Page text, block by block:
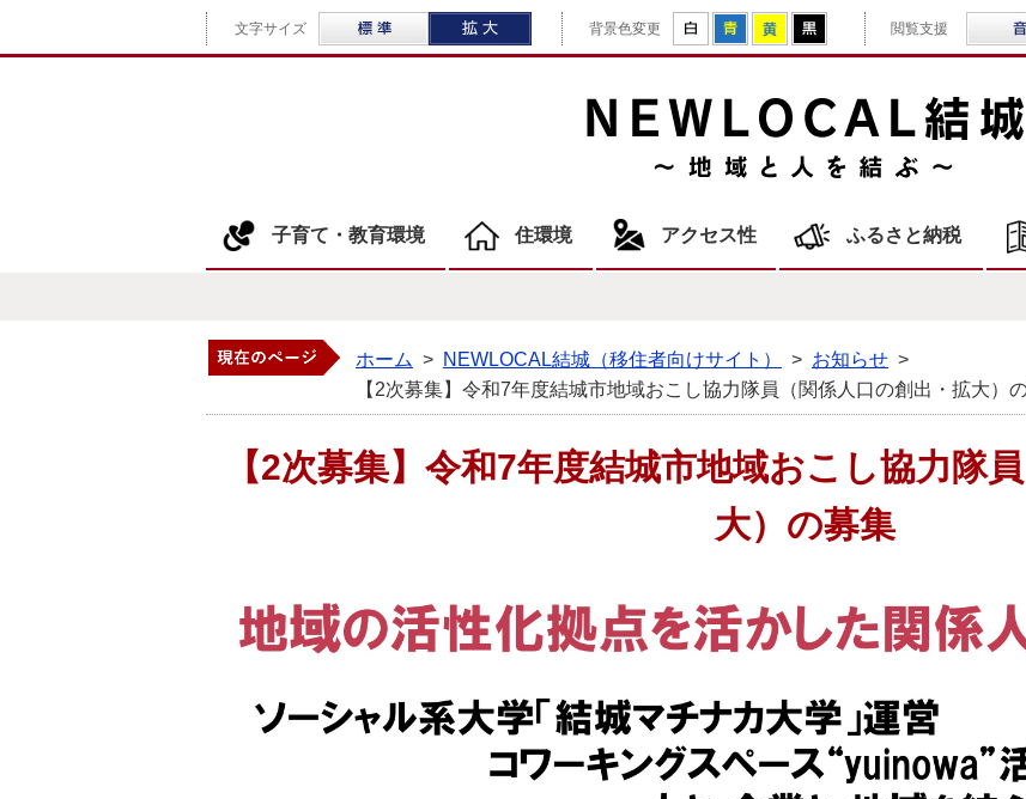
子育て・教育環境 住環境 アクセス性 ふるさと納税
文字サイズ 標準 拡大 背景色変更 白 青 黄 閲覧支援
ホーム > NEWLOCAL結城（移住者向けサイト） > お知らせ >
【2次募集】令和7年度結城市地域おこし協力隊員（関係人口の創出・拡大）
【2次募集】令和7年度結城市地域おこし協力隊
大）の募集